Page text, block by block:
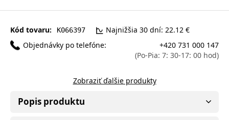
Kód tovaru: K066397
Najnižšia 30 dní: 22.12 €
Objednávky po telefóne:
+420 731 000 147
(Po-Pia: 7: 30-17: 00 hod)
Zobraziť ďalšie produkty
Popis produktu